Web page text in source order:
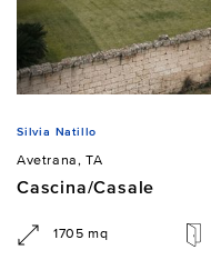
Silvia Natillo
Avetrana, TA
Cascina/Casale
1705 mq